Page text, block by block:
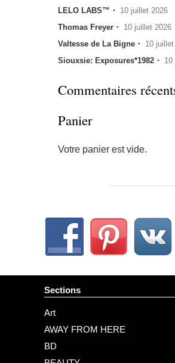
LELO LABS™・ 10 juillet 2026
Thomas Freyer・ 10 juillet 2026
Valtesse de La Bigne・ 10
Siouxsie: Exposures*1982・ 10
Commentaires
Panier
Votre panier est vide.
Sections
Art
AWAY FROM HERE
BD